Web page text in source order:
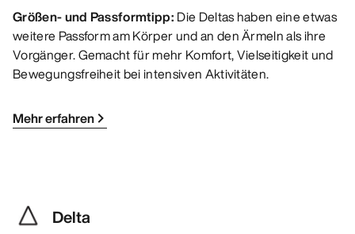
Größen- und Passformtipp: Die Deltas haben eine etwas
weitere Passform am Körper und an den Ärmeln als ihre
Vorgänger. Gemacht für mehr Komfort, Vielseitigkeit und
Bewegungsfreiheit bei intensiven Aktivitäten.
Mehr erfahren
Delta